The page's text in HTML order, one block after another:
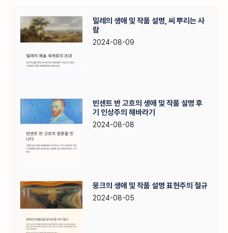
밀레의 생애 및 작품 설명, 씨 뿌리는 사
람
2024-08-09
빈센트 반 고흐의 생애 및 작품 설명 후
기 인상주의 해바라기
2024-08-08
뭉크의 생애 및 작품 설명 표현주의 절규
2024-08-05